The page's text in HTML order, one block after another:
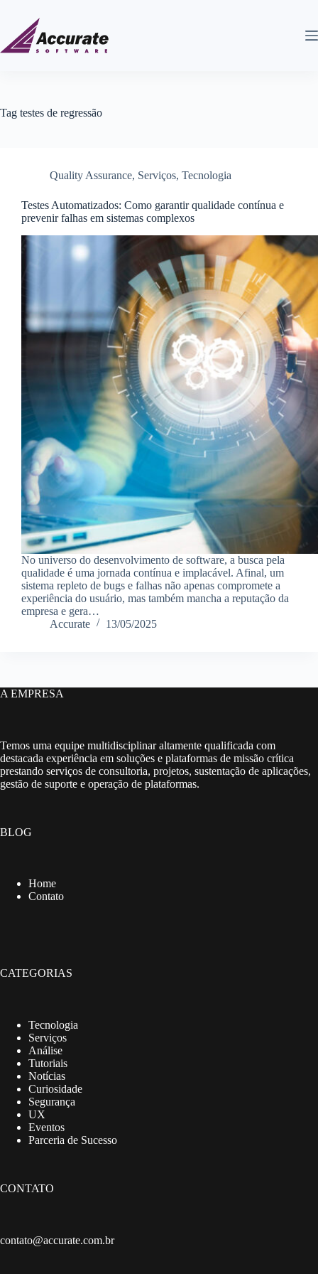
Tag testes de regressão
Quality Assurance, Serviços, Tecnologia
Testes Automatizados: Como garantir qualidade contínua e
prevenir falhas em sistemas complexos
No universo do desenvolvimento de software, a busca pela
qualidade é uma jornada contínua e implacável. Afinal, um
sistema repleto de bugs e falhas não apenas compromete a
experiência do usuário, mas também mancha a reputação da
empresa e gera…
Accurate
13/05/2025
A EMPRESA
Temos uma equipe multidisciplinar altamente qualificada com
destacada experiência em soluções e plataformas de missão crítica
prestando serviços de consultoria, projetos, sustentação de aplicações,
gestão de suporte e operação de plataformas.
BLOG
Home
Contato
CATEGORIAS
Tecnologia
Serviços
Análise
Tutoriais
Notícias
Curiosidade
Segurança
UX
Eventos
Parceria de Sucesso
CONTATO
contato@accurate.com.br